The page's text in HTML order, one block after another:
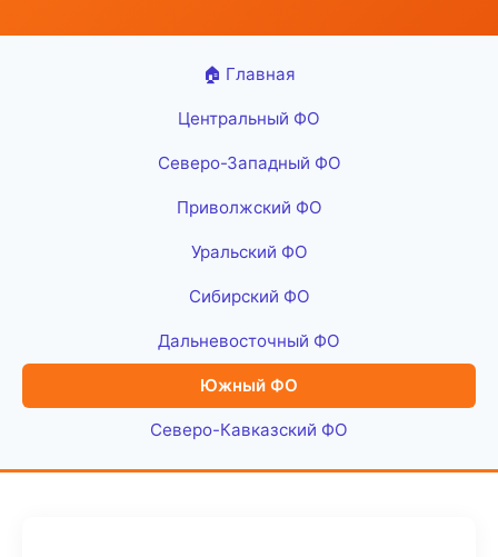
🏠 Главная
Центральный ФО
Северо-Западный ФО
Приволжский ФО
Уральский ФО
Сибирский ФО
Дальневосточный ФО
Южный ФО
Северо-Кавказский ФО